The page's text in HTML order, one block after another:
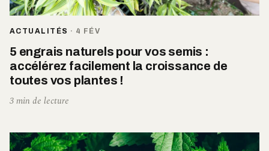
ACTUALITÉS · 4 FÉV
5 engrais naturels pour vos semis :
accélérez facilement la croissance de
toutes vos plantes !
3 min de lecture